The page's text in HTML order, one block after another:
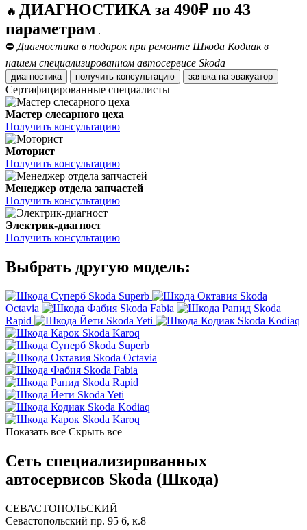
🔥 ДИАГНОСТИКА за 490₽ по 43
параметрам .
⛔ Диагностика в подарок при ремонте Шкода Кодиак в
нашем специализированном автосервисе Skoda
диагностика получить консультацию заявка на эвакуатор
Сертифицированные специалисты
Мастер слесарного цеха
Получить консультацию
Моторист
Получить консультацию
Менеджер отдела запчастей
Получить консультацию
Электрик-диагност
Получить консультацию
Выбрать другую модель:
Skoda Superb
Skoda
Octavia
Skoda Fabia
Skoda
Rapid
Skoda Yeti
Skoda Kodiaq
Skoda Karoq
Skoda Superb
Skoda Octavia
Skoda Fabia
Skoda Rapid
Skoda Yeti
Skoda Kodiaq
Skoda Karoq
Показать все Скрыть все
Сеть специализированных
автосервисов Skoda (Шкода)
СЕВАСТОПОЛЬСКИЙ
Севастопольский пр. 95 б, к.8